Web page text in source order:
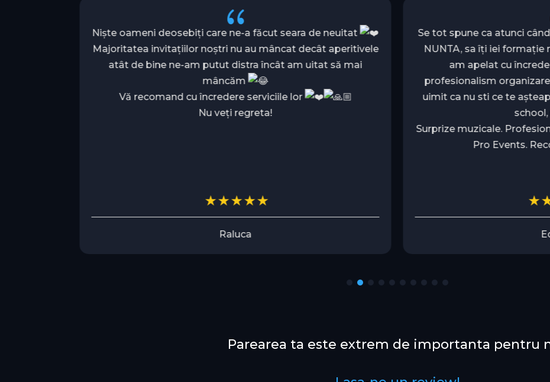
{
Niște oameni deosebiți care ne-a făcut seara de neuitat
Majoritatea invitațiilor noștri nu au mâncat decât aperitivele
atât de bine ne-am putut distra încât am uitat să mai
mâncăm
Vă recomand cu încredere serviciile lor
Nu veți regreta!
Raluca
Se tot spune ca atunci
NUNTA, sa îți iei formație
am apelat cu
profesionalism
uimit ca nu sti ce te
school,
Surprize muzicale.
Pro Events.
Parearea ta este extrem de importanta pentru